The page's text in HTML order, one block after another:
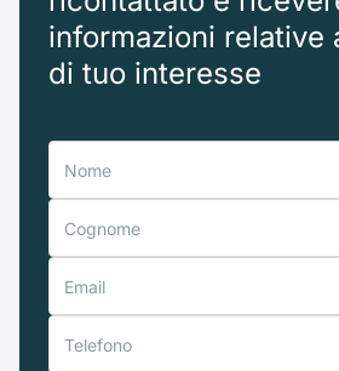
informazioni relative
di tuo interesse